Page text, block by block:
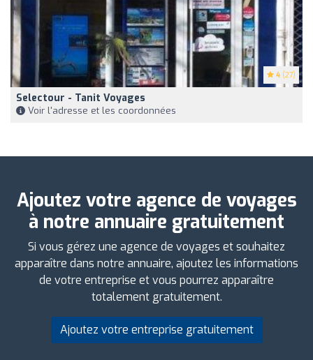
4 (27)
Selectour - Tanit Voyages
Voir l'adresse et les coordonnées
Ajoutez votre agence de voyages
à notre annuaire gratuitement
Si vous gérez une agence de voyages et souhaitez
apparaître dans notre annuaire, ajoutez les informations
de votre entreprise et vous pourrez apparaître
totalement gratuitement.
Ajoutez votre entreprise gratuitement